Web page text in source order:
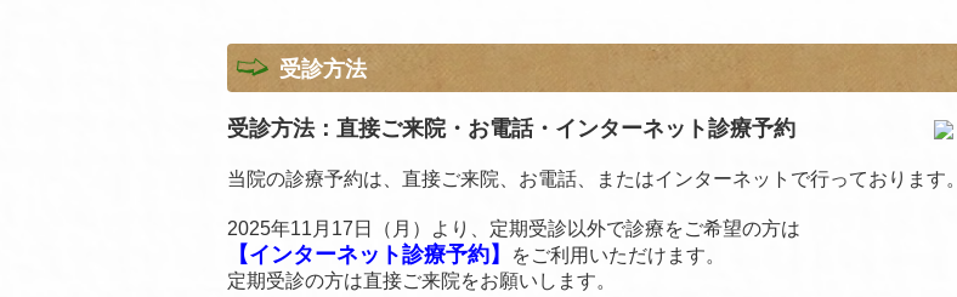
受診方法
受診方法：直接ご来院・お電話・インターネット診療予約
当院の診療予約は、直接ご来院、お電話、またはインターネットで行っております。
2025年11月17日（月）より、定期受診以外で診療をご希望の方は
【インターネット診療予約】
をご利用いただけます。
定期受診の方は直接ご来院をお願いします。